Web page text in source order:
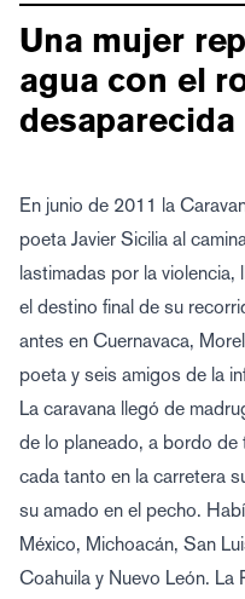
Una mujer
agua con el
desaparecida
En junio de 2011 la
poeta Javier Sicilia al
lastimadas por la violencia,
el destino final de su
antes en Cuernavaca,
poeta y seis amigos de la
La caravana llegó de
de lo planeado, a bordo
cada tanto en la carretera
su amado en el pecho.
México, Michoacán, San
Coahuila y Nuevo León. La